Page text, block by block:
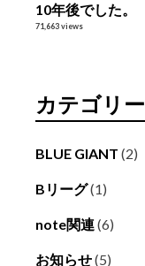
10年後でした。
71,663 views
カテゴリー
BLUE GIANT (2)
Bリーグ(1)
note関連(6)
お知らせ(5)